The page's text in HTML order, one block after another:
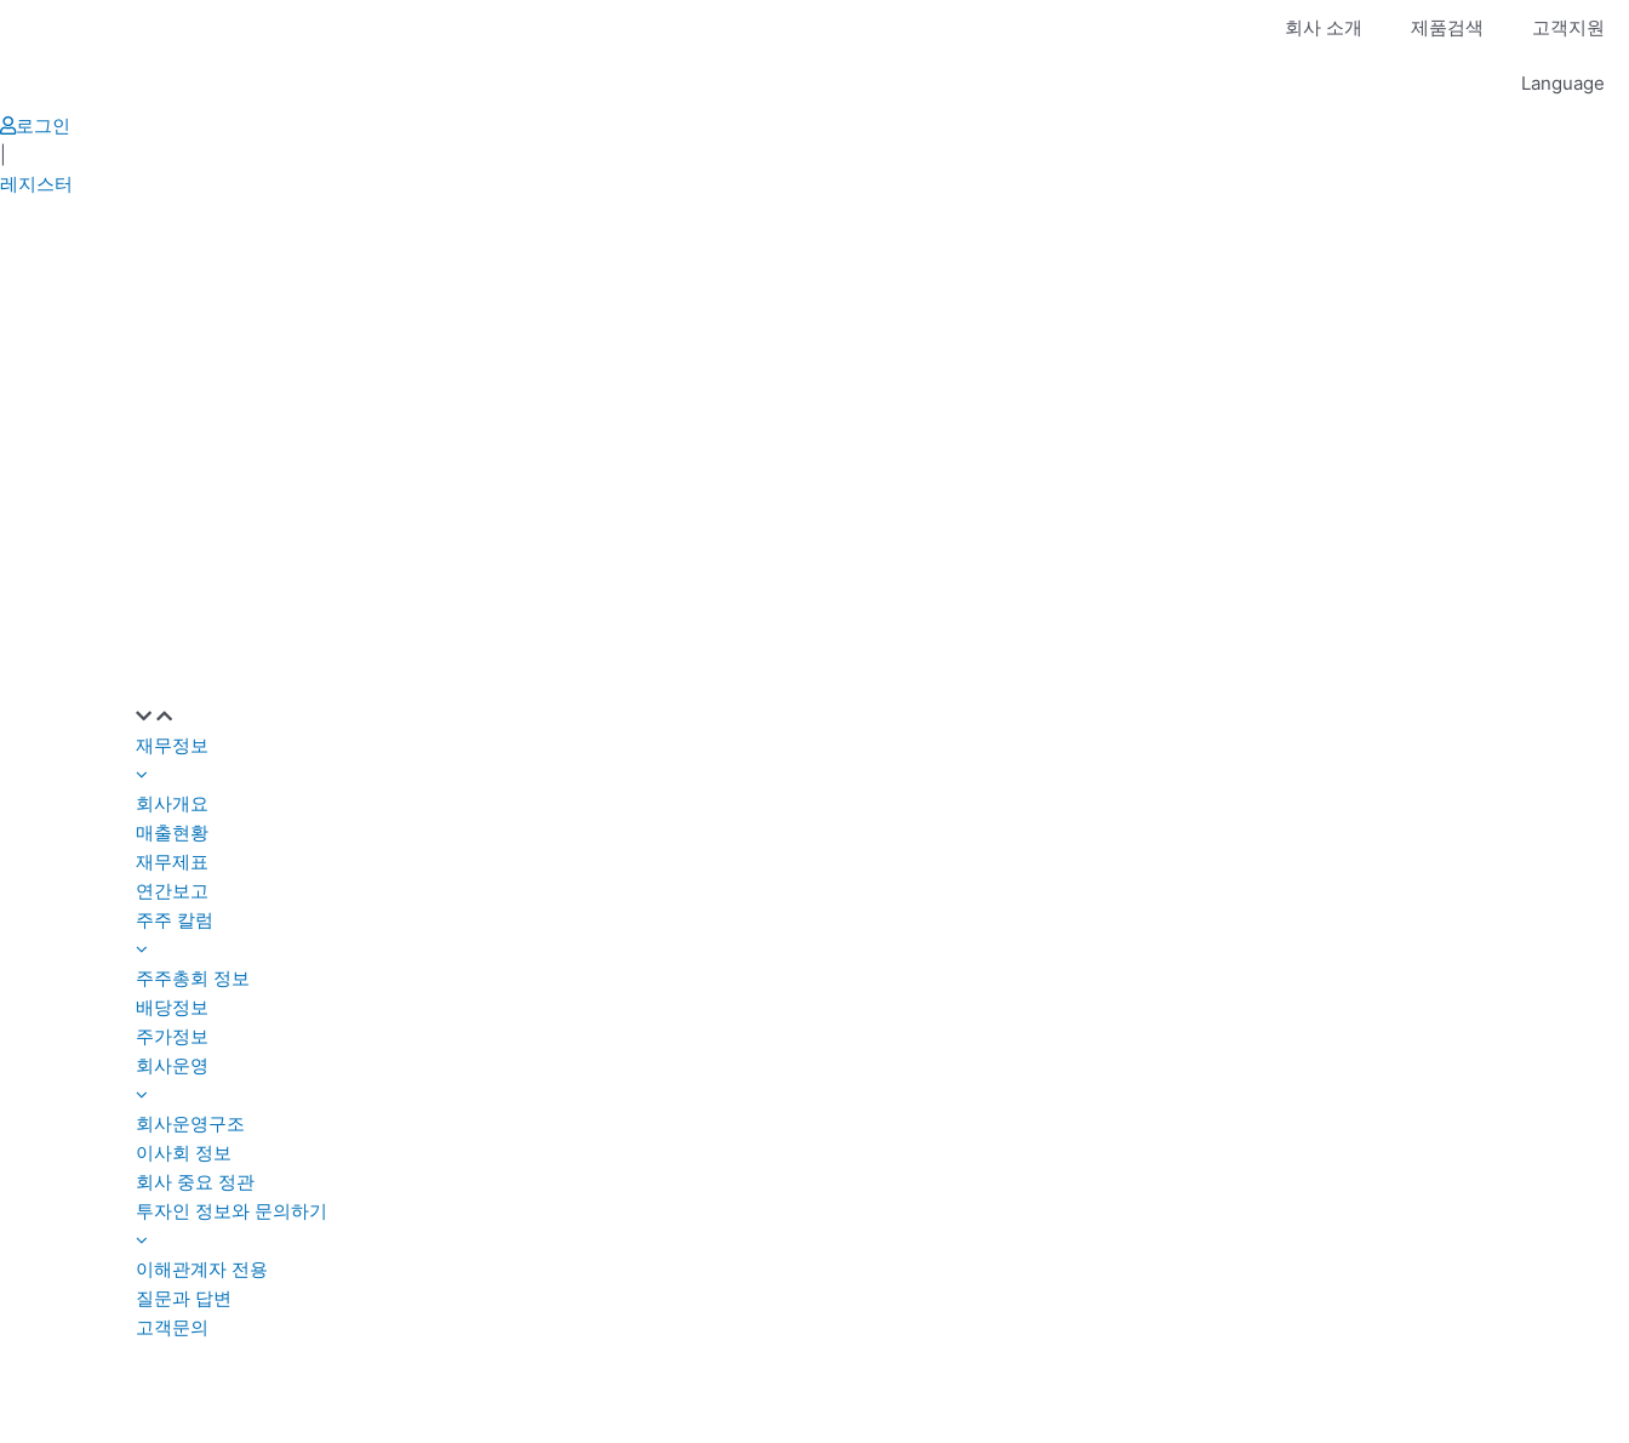
회사 소개 제품검색 고객지원
Language
로그인
레지스터
재무정보
회사개요
매출현황
재무제표
연간보고
주주 칼럼
주주총회 정보
배당정보
주가정보
회사운영
회사운영구조
이사회 정보
회사 중요 정관
투자인 정보와 문의하기
이해관계자 전용
질문과 답변
고객문의